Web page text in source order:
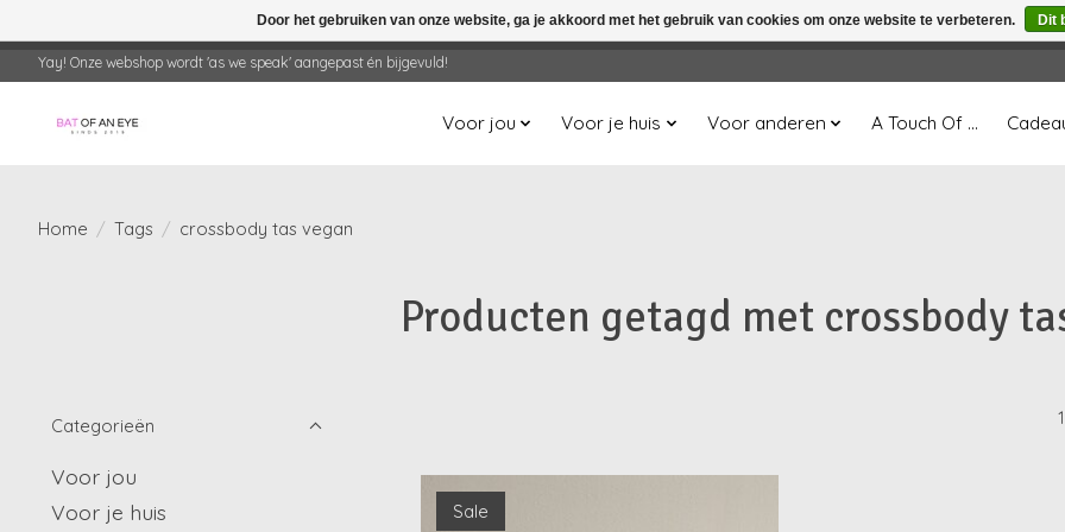
Yay! Onze webshop wordt 'as we speak' aangepast én bijgevuld!
Voor jou Voor je huis Voor anderen A Touch Of ...
Home / Tags / crossbody tas vegan
Producten getagd met crossbody
Categorieën
Voor jou
Voor je huis
Sale
Door het gebruiken van onze website, ga je akkoord met het gebruik van cookies om onze website te verbeteren. Dit
← Keer terug naar de backofficeDeze winkel is in aanbouw. Eventueel geplaatste orders zullen niet